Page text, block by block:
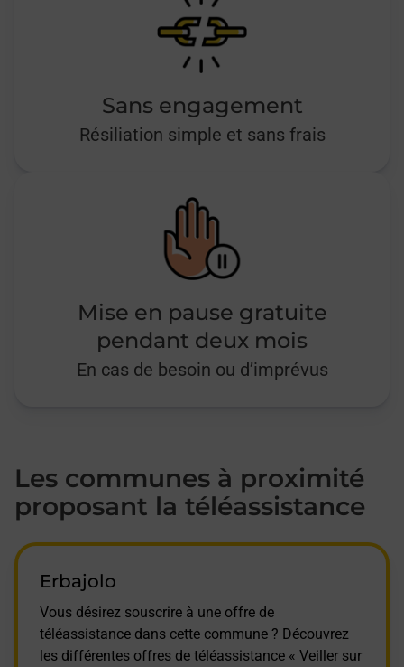
Sans engagement
Résiliation simple et sans frais
Mise en pause gratuite
pendant deux mois
En cas de besoin ou d’imprévus
Les communes à proximité
proposant la téléassistance
Erbajolo
Vous désirez souscrire à une offre de
téléassistance dans cette commune ? Découvrez
les différentes offres de téléassistance « Veiller sur